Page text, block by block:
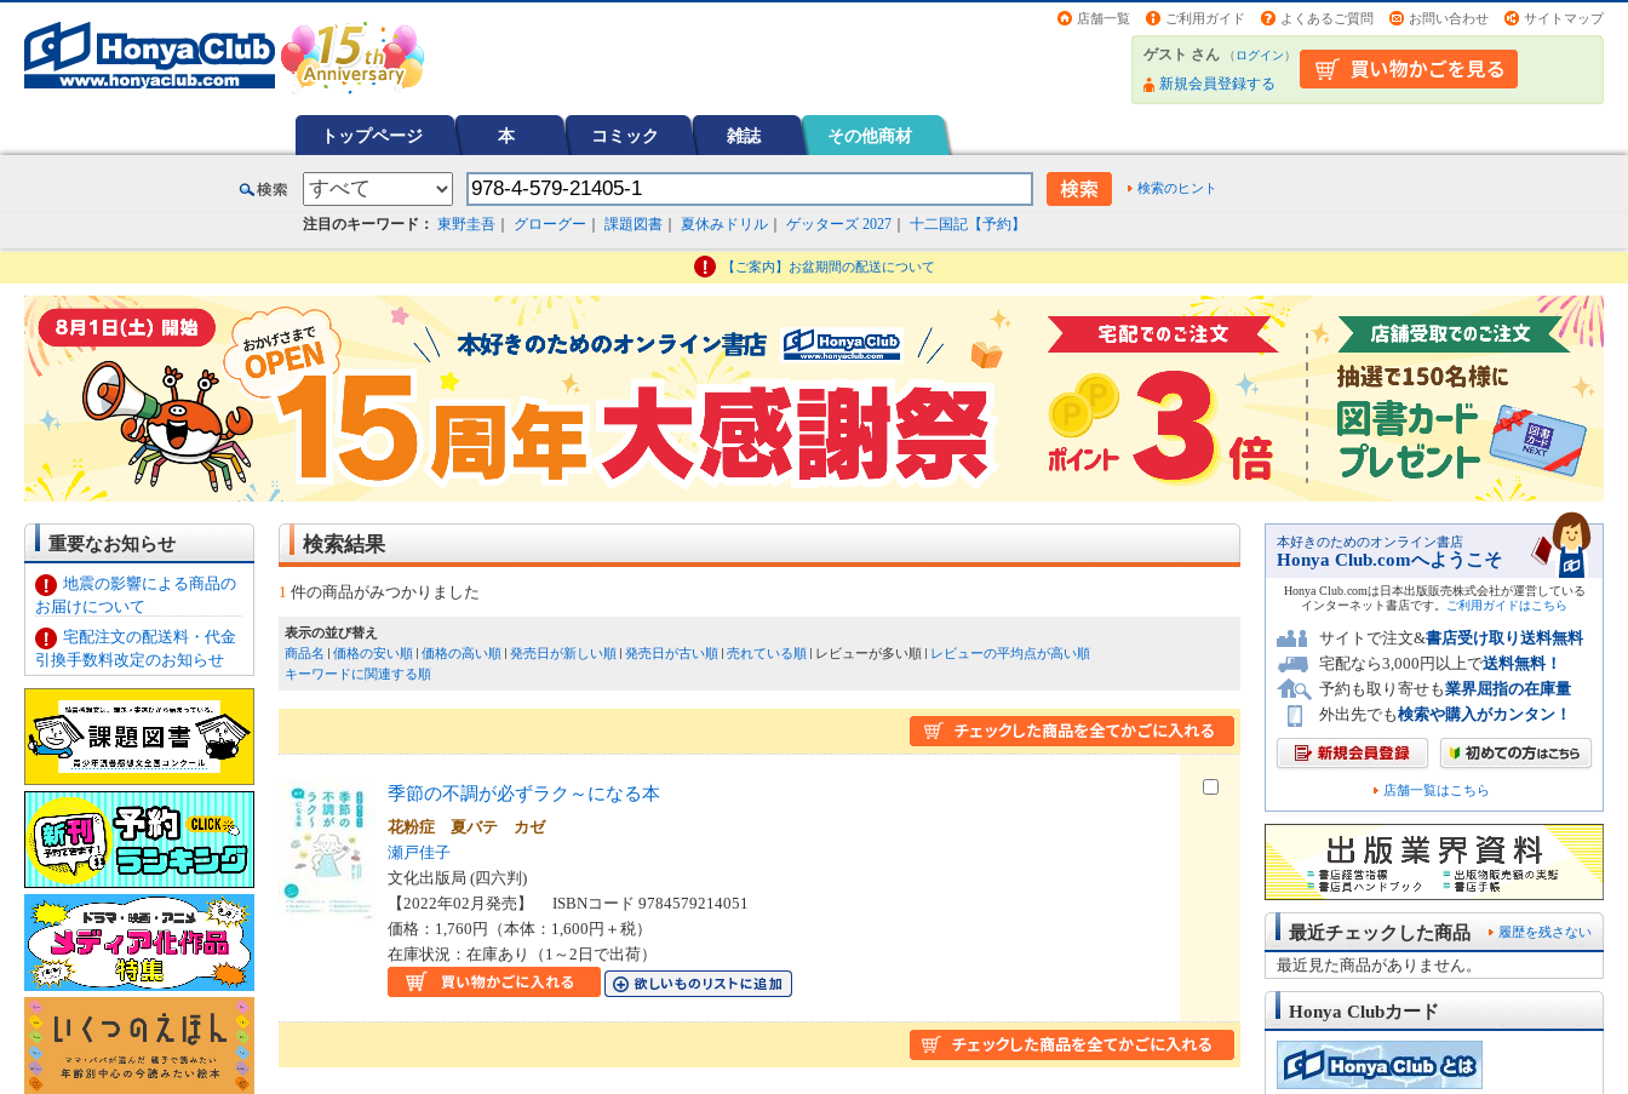
店舗一覧 ご利用ガイド よくあるご質問 お問い合わせ サイトマップ
ゲスト さん （ログイン）
新規会員登録する
トップページ 本 コミック 雑誌 その他商材
検索のヒント
注目のキーワード： 東野圭吾 グローグー 課題図書 夏休みドリル ゲッターズ 2027 十二国記【予約】
【ご案内】お盆期間の配送について
重要なお知らせ
地震の影響による商品の
お届けについて
宅配注文の配送料・代金
引換手数料改定のお知らせ
検索結果
1 件の商品がみつかりました
表示の並び替え
商品名
価格の安い順 価格の高い順 発売日が新しい順 発売日が古い順 売れている順 レビューが多い順
レビューの平均点が高い順
キーワードに関連する順
季節の不調が必ずラク～になる本
花粉症 夏バテ カゼ
瀬戸佳子
文化出版局 (四六判)
【2022年02月発売】 ISBNコード 9784579214051
価格：1,760円（本体：1,600円＋税）
在庫状況：在庫あり（1～2日で出荷）
本好きのためのオンライン書店
Honya Club.comへようこそ
Honya Club.comは日本出版販売株式会社が運営している
インターネット書店です。
ご利用ガイドはこちら
サイトで注文&書店受け取り送料無料
宅配なら3,000円以上で送料無料！
予約も取り寄せも業界屈指の在庫量
外出先でも検索や購入がカンタン！
店舗一覧はこちら
履歴を残さない
最近チェックした商品
最近見た商品がありません。
Honya Clubカード